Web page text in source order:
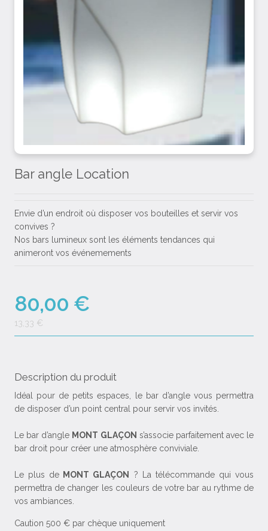
Bar angle Location
Envie d’un endroit où disposer vos bouteilles et servir vos
convives ?
Nos bars lumineux sont les éléments tendances qui
animeront vos événemements
80,00 €
13,33 €
Description du produit
Idéal pour de petits espaces, le bar d’angle vous permettra
de disposer d’un point central pour servir vos invités.
Le bar d’angle MONT GLAÇON s’associe parfaitement avec le
bar droit pour créer une atmosphère conviviale.
Le plus de MONT GLAÇON
? La télécommande qui vous
permettra de changer les couleurs de votre bar au rythme de
vos ambiances.
Caution 500 € par chèque uniquement